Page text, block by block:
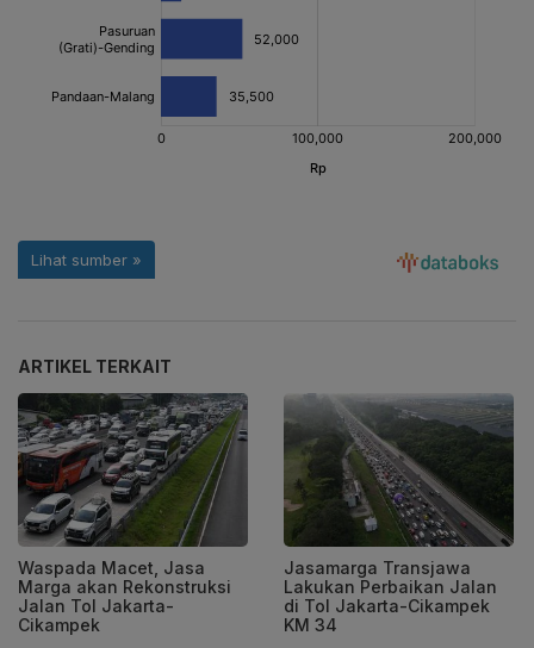
ARTIKEL TERKAIT
Waspada Macet, Jasa
Marga akan Rekonstruksi
Jalan Tol Jakarta-
Cikampek
Jasamarga Transjawa
Lakukan Perbaikan Jalan
di Tol Jakarta-Cikampek
KM 34